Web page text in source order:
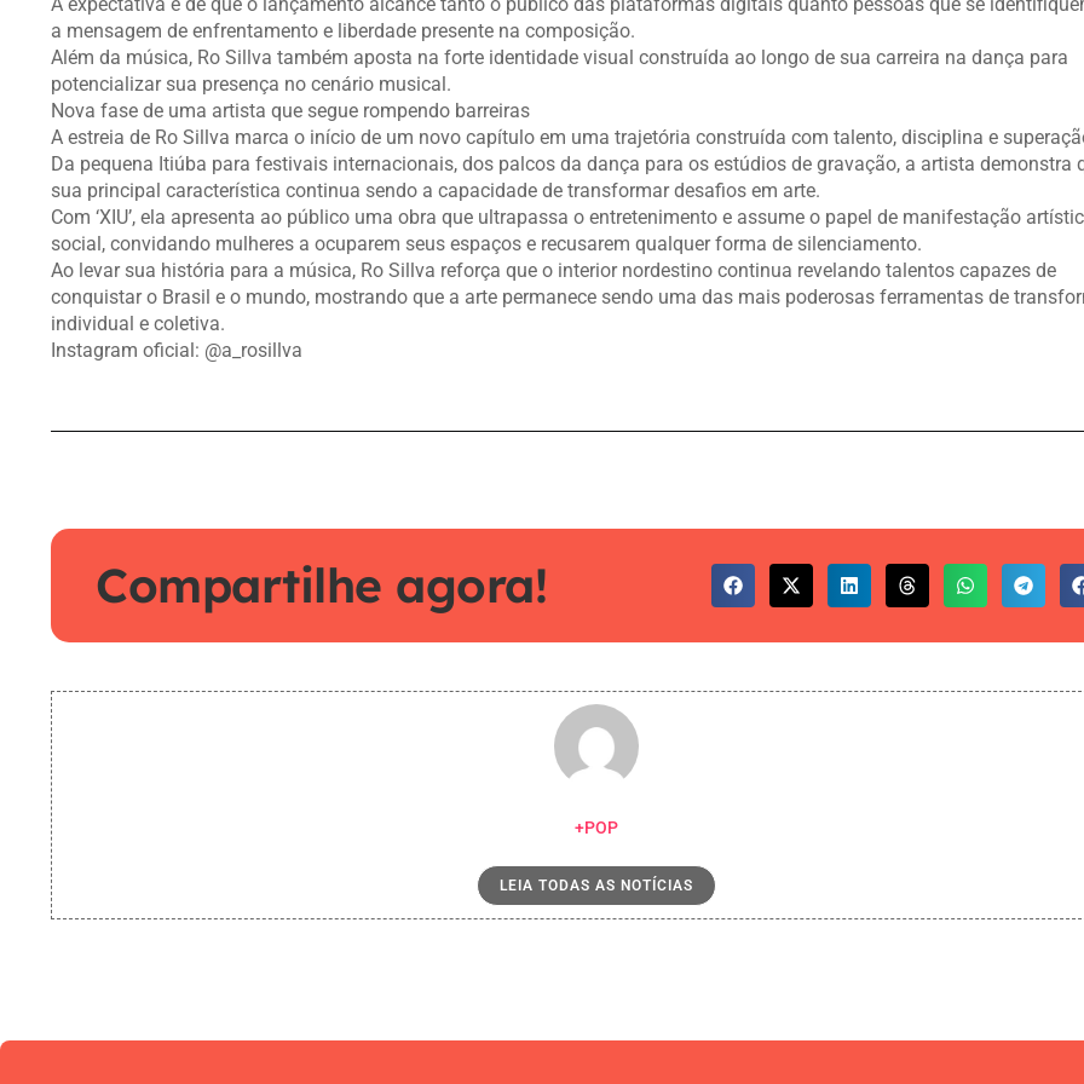
A expectativa é de que o lançamento alcance tanto o público das plataformas digitais quanto pessoas que se
a mensagem de enfrentamento e liberdade presente na composição.
Além da música, Ro Sillva também aposta na forte identidade visual construída ao longo de sua carreira na dança para
potencializar sua presença no cenário musical.
Nova fase de uma artista que segue rompendo barreiras
A estreia de Ro Sillva marca o início de um novo capítulo em uma trajetória construída com talento, disciplina e
Da pequena Itiúba para festivais internacionais, dos palcos da dança para os estúdios de gravação, a artista demonstra
sua principal característica continua sendo a capacidade de transformar desafios em arte.
Com ‘XIU’, ela apresenta ao público uma obra que ultrapassa o entretenimento e assume o papel de manifestação
social, convidando mulheres a ocuparem seus espaços e recusarem qualquer forma de silenciamento.
Ao levar sua história para a música, Ro Sillva reforça que o interior nordestino continua revelando talentos capazes de
conquistar o Brasil e o mundo, mostrando que a arte permanece sendo uma das mais poderosas ferramentas de
individual e coletiva.
Instagram oficial: @a_rosillva
Compartilhe agora!
+POP
LEIA TODAS AS NOTÍCIAS